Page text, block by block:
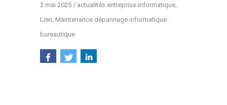
2 mai 2025 / actualités entreprise informatique
Lien Maintenance dépannage informatique
bureautique